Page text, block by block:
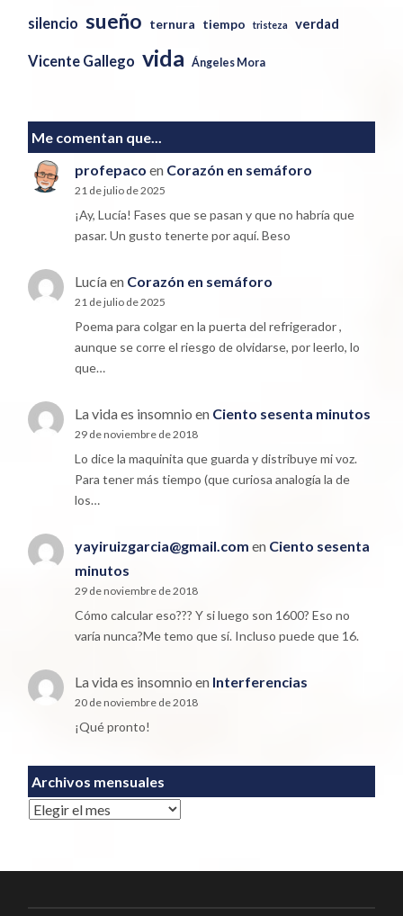
silencio sueño ternura tiempo tristeza verdad
Vicente Gallego vida Ángeles Mora
Me comentan que...
profepaco en Corazón en semáforo
21 de julio de 2025
¡Ay, Lucía! Fases que se pasan y que no habría que
pasar. Un gusto tenerte por aquí. Beso
Lucíaen Corazón en semáforo
21 de julio de 2025
Poema para colgar en la puerta del refrigerador ,
aunque se corre el riesgo de olvidarse, por leerlo, lo
que…
La vida es insomnio en Ciento sesenta minutos
29 de noviembre de 2018
Lo dice la maquinita que guarda y distribuye mi voz.
Para tener más tiempo (que curiosa analogía la de
los…
yayiruizgarcia@gmail.com en Ciento sesenta
minutos
29 de noviembre de 2018
Cómo calcular eso??? Y si luego son 1600? Eso no
varía nunca?Me temo que sí. Incluso puede que 16.
La vida es insomnio en Interferencias
20 de noviembre de 2018
¡Qué pronto!
Archivos mensuales
Archivos